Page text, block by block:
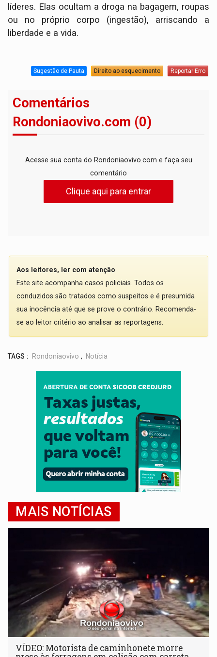
líderes. Elas ocultam a droga na bagagem, roupas
ou no próprio corpo (ingestão), arriscando a
liberdade e a vida.
Sugestão de Pauta Direito ao esquecimento Reportar Erro
Comentários
Rondoniaovivo.com (0)
Acesse sua conta do Rondoniaovivo.com e faça seu
comentário
Clique aqui para entrar
Aos leitores, ler com atenção
Este site acompanha casos policiais. Todos os
conduzidos são tratados como suspeitos e é presumida
sua inocência até que se prove o contrário. Recomenda-
se ao leitor critério ao analisar as reportagens.
TAGS : Rondoniaovivo , Notícia
MAIS NOTÍCIAS
VÍDEO: Motorista de caminhonete morre